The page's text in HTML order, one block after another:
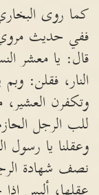
كما روى
ففي حديث
قال: يا معشر
النار، فقلن:
وتكفرن
للب الرجل
وعقلنا يا رسول
نصف شهادة